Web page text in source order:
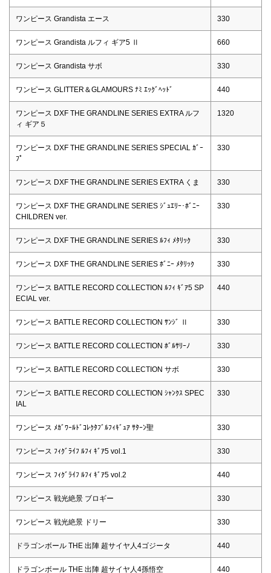
ワンピース Grandista エース 330
ワンピース Grandista ルフィ ギア5 Ⅱ 660
ワンピース Grandista サボ 330
ワンピース GLITTER＆GLAMOURS ﾅﾐ ｴｯｸﾞﾍｯﾄﾞ 440
ワンピース DXF THE GRANDLINE SERIES EXTRA ルフ
ィ ギア５
1320
ワンピース DXF THE GRANDLINE SERIES SPECIAL ｶﾞｰ
ﾌﾟ
330
ワンピース DXF THE GRANDLINE SERIES EXTRA くま 330
ワンピース DXF THE GRANDLINE SERIES ｼﾞｭｴﾘｰ･ﾎﾞﾆｰ
CHILDREN ver.
330
ワンピース DXF THE GRANDLINE SERIES ﾙﾌｨ ﾒﾀﾘｯｸ 330
ワンピース DXF THE GRANDLINE SERIES ﾎﾞﾆｰ ﾒﾀﾘｯｸ 330
ワンピース BATTLE RECORD COLLECTION ﾙﾌｨ ｷﾞｱ5 SP
ECIAL ver.
440
ワンピース BATTLE RECORD COLLECTION ｻﾝｼﾞ Ⅱ 330
ワンピース BATTLE RECORD COLLECTION ﾎﾞﾙｻﾘｰﾉ 330
ワンピース BATTLE RECORD COLLECTION サボ 330
ワンピース BATTLE RECORD COLLECTION ｼｬﾝｸｽ SPEC
IAL
330
ワンピース ﾒｶﾞﾜｰﾙﾄﾞｺﾚｸﾀﾌﾞﾙﾌｨｷﾞｭｱ ｻﾀｰﾝ聖 330
ワンピース ﾌｨｸﾞﾗｲﾌ ﾙﾌｨ ｷﾞｱ5 vol.1 330
ワンピース ﾌｨｸﾞﾗｲﾌ ﾙﾌｨ ｷﾞｱ5 vol.2 440
ワンピース 戦光絶景 ブロギー 330
ワンピース 戦光絶景 ドリー 330
ドラゴンボール THE 出陣 超サイヤ人4ゴジータ 440
ドラゴンボール THE 出陣 超サイヤ人4孫悟空 440